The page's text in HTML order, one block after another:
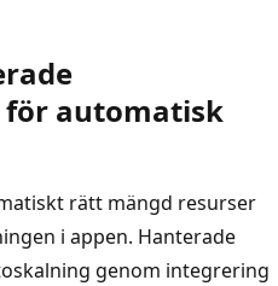
automatisk
rätt mängd resurser
i appen. Hanterade
genom integrering